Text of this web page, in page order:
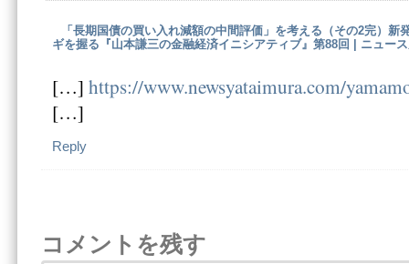
「長期国債の買い入れ減額の中間評価」を考える（その2完）新
ギを握る『山本謙三の金融経済イニシアティブ』第88回 | ニュー
[…]https://www.newsyataimura.com/
[…]
Reply
コメントを残す